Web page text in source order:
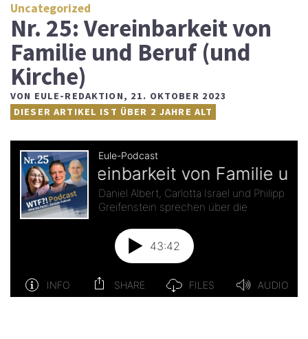
Uncategorized
Nr. 25: Vereinbarkeit von
Familie und Beruf (und
Kirche)
VON EULE-REDAKTION, 21. OKTOBER 2023
DIESER ARTIKEL IST ÜBER 2 JAHRE ALT